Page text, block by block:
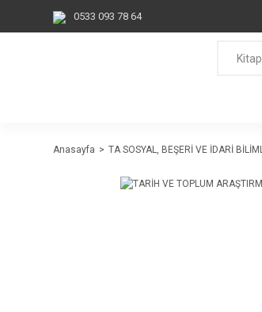
0533 093 78 64
Anasayfa TA SOSYAL, BEŞERİ VE İDARİ